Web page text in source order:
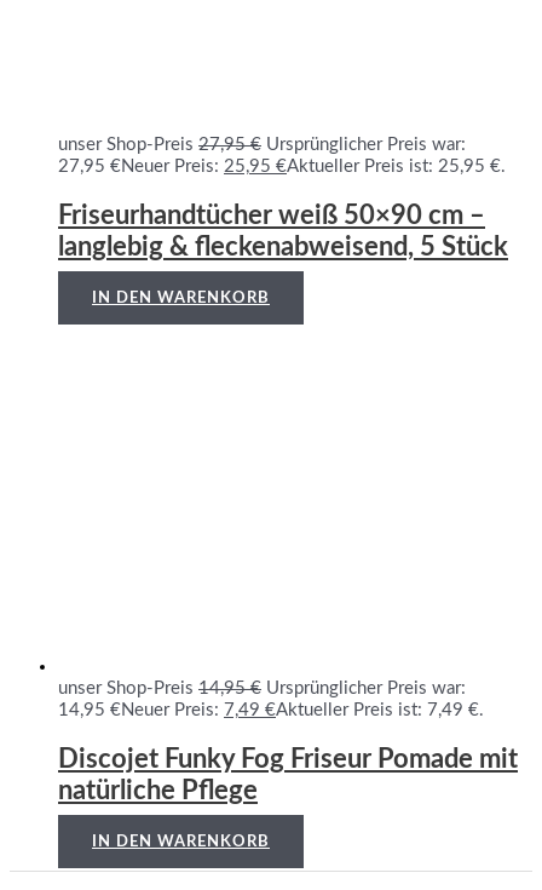
unser Shop-Preis 27,95€ Ursprünglicher Preis war:
27,95 €Neuer Preis: 25,95 €Aktueller Preis ist: 25,95 €.
Friseurhandtücher weiß 50×90 cm –
langlebig & fleckenabweisend, 5 Stück
IN DEN WARENKORB
unser Shop-Preis 14,95€ Ursprünglicher Preis war:
14,95 €Neuer Preis: 7,49 €Aktueller Preis ist: 7,49 €.
Discojet Funky Fog Friseur Pomade mit
natürliche Pflege
IN DEN WARENKORB